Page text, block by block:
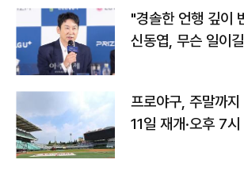
"경솔한 언행 깊이
신동엽, 무슨 일이
프로야구, 주말까
11일 재개·오후 7